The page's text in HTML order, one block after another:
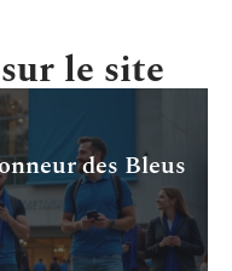
le site
des Bleus